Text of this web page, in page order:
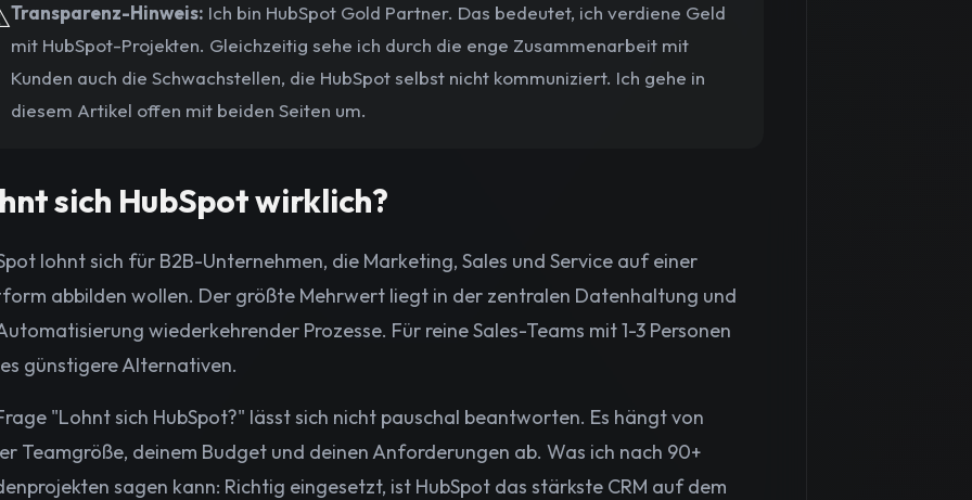
Transparenz-Hinweis: Ich bin HubSpot Gold Partner. Das bedeutet, ich verdiene Geld
mit HubSpot-Projekten. Gleichzeitig sehe ich durch die enge Zusammenarbeit mit
Kunden auch die Schwachstellen, die HubSpot selbst nicht kommuniziert. Ich gehe in
diesem Artikel offen mit beiden Seiten um.
sich HubSpot wirklich?
lohnt sich für B2B-Unternehmen, die Marketing, Sales und Service auf einer
abbilden wollen. Der größte Mehrwert liegt in der zentralen Datenhaltung und
wiederkehrender Prozesse. Für reine Sales-Teams mit 1-3 Personen
günstigere Alternativen.
"Lohnt sich HubSpot?" lässt sich nicht pauschal beantworten. Es hängt von
Teamgröße, deinem Budget und deinen Anforderungen ab. Was ich nach 90+
sagen kann: Richtig eingesetzt, ist HubSpot das stärkste CRM auf dem